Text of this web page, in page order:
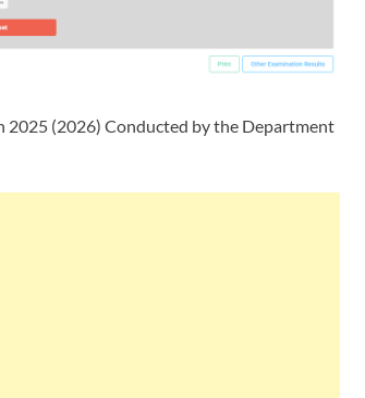
2025 (2026) Conducted by the Department